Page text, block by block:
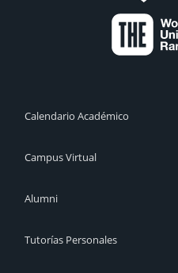
Calendario Académico
Campus Virtual
Alumni
Tutorías Personales